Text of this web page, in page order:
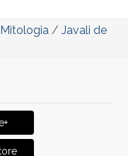
Mitologia / Javali de